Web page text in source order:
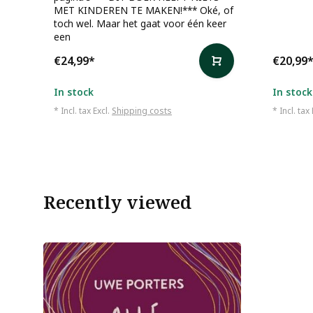
MET KINDEREN TE MAKEN!*** Oké, of
toch wel. Maar het gaat voor één keer
een
€24,99*
In stock
* Incl. tax Excl. Shipping costs
€20,99*
In stock
* Incl. tax
Recently viewed